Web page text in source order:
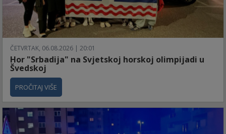
ČETVRTAK, 06.08.2026 | 20:01
Hor "Srbadija" na Svjetskoj horskoj olimpijadi u
Švedskoj
PROČITAJ VIŠE